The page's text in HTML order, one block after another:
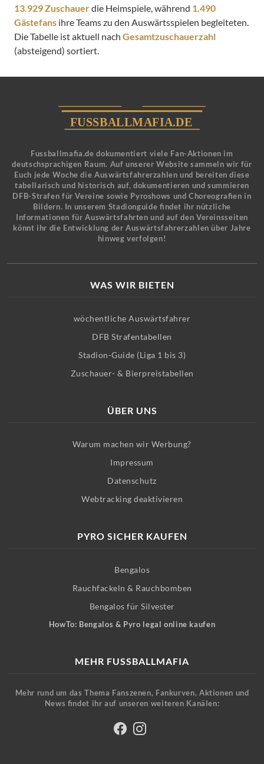
13.929 Zuschauerdie Heimspiele, während 1.490
Gästefans ihre Teams zu den Auswärtsspielen begleiteten.
Die Tabelle ist aktuell nach Gesamtzuschauerzahl
(absteigend) sortiert.
Fussballmafia.de dokumentiert viele Fan-Aktionen im
deutschsprachigen Raum. Auf unserer Website sammeln wir für
Euch jede Woche die Auswärtsfahrerzahlen und bereiten diese
tabellarisch und historisch auf, dokumentieren und summieren
DFB-Strafen für Vereine sowie Pyroshows und Choreografien in
Bildern. In unserem Stadionguide findet ihr nützliche
Informationen für Auswärtsfahrten und auf den Vereinsseiten
könnt ihr die Entwicklung der Auswärtsfahrerzahlen über Jahre
hinweg verfolgen!
WAS WIR BIETEN
wöchentliche Auswärtsfahrer
DFB Strafentabellen
Stadion-Guide (Liga 1 bis 3)
Zuschauer- & Bierpreistabellen
ÜBER UNS
Warum machen wir Werbung?
Impressum
Datenschutz
Webtracking deaktivieren
PYRO SICHER KAUFEN
Bengalos
Rauchfackeln & Rauchbomben
Bengalos für Silvester
HowTo: Bengalos & Pyro legal online kaufen
MEHR FUSSBALLMAFIA
Mehr rund um das Thema Fanszenen, Fankurven, Aktionen und
News findet ihr auf unseren weiteren Kanälen: